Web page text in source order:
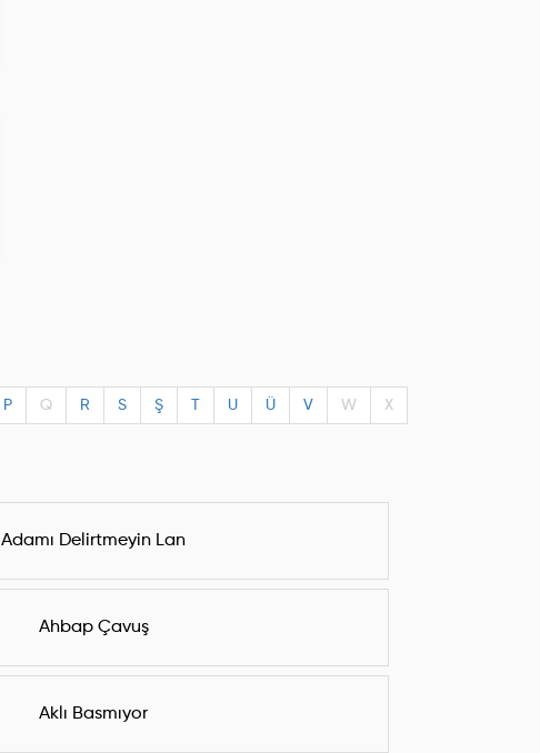
P Q R S Ş U Ü V W X
Adamı Delirtmeyin Lan
Ahbap Çavuş
Aklı Basmıyor